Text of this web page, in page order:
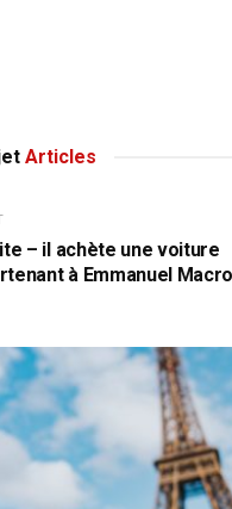
Articles
– il achète une voiture
à Emmanuel